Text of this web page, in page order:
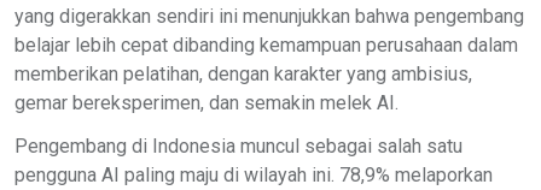
yang digerakkan sendiri ini menunjukkan bahwa pengembang
belajar lebih cepat dibanding kemampuan perusahaan dalam
memberikan pelatihan, dengan karakter yang ambisius,
gemar bereksperimen, dan semakin melek AI.
Pengembang di Indonesia muncul sebagai salah satu
pengguna AI paling maju di wilayah ini. 78,9% melaporkan